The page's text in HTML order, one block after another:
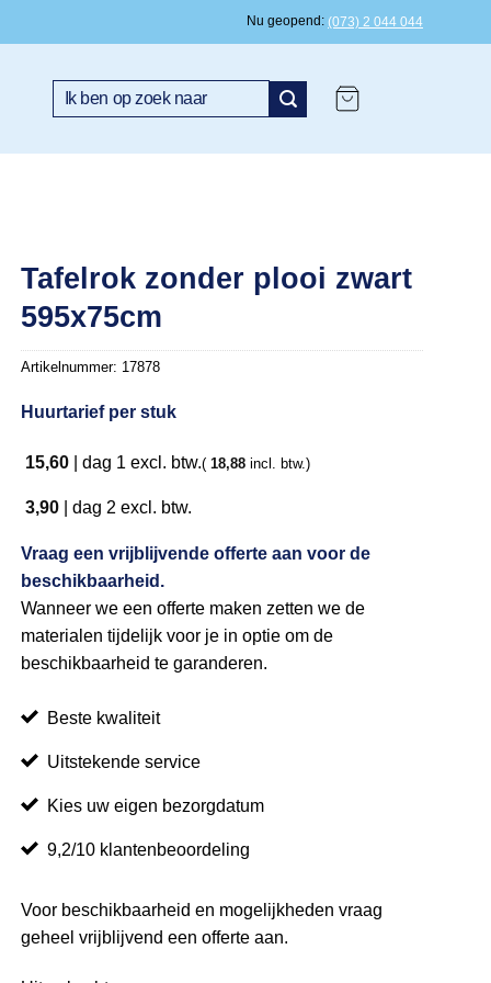
Nu geopend (073) 2 044 044
Zoeken
Tafelrok zonder plooi zwart
595x75cm
Artikelnummer: 17878
Huurtarief per stuk
15,60 |dag 1 excl. btw.( 18,88 incl. btw.)
3,90 |dag 2 excl. btw.
Vraag een vrijblijvende offerte aan voor de
beschikbaarheid.
Wanneer we een offerte maken zetten we de
materialen tijdelijk voor je in optie om de
beschikbaarheid te garanderen.
Beste kwaliteit
Uitstekende service
Kies uw eigen bezorgdatum
9,2/10 klantenbeoordeling
Voor beschikbaarheid en mogelijkheden vraag
geheel vrijblijvend een offerte aan.